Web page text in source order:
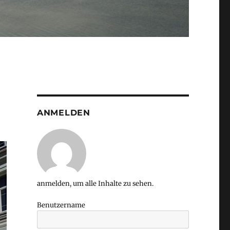
ANMELDEN
anmelden, um alle Inhalte zu sehen.
Benutzername